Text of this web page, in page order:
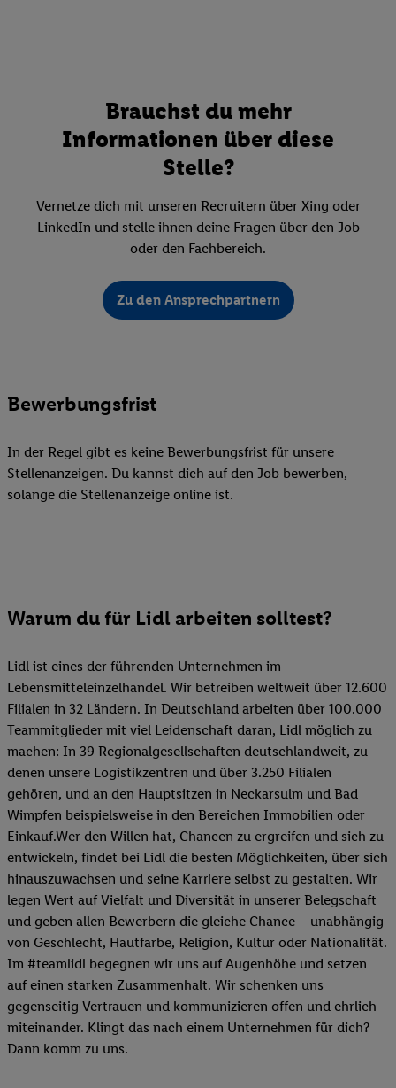
Brauchst du mehr
Informationen über diese
Stelle?
Vernetze dich mit unseren Recruitern über Xing oder
LinkedIn und stelle ihnen deine Fragen über den Job
oder den Fachbereich.
Zu den Ansprechpartnern
Bewerbungsfrist
In der Regel gibt es keine Bewerbungsfrist für unsere
Stellenanzeigen. Du kannst dich auf den Job bewerben,
solange die Stellenanzeige online ist.
Warum du für Lidl arbeiten solltest?
Lidl ist eines der führenden Unternehmen im
Lebensmitteleinzelhandel. Wir betreiben weltweit über 12.600
Filialen in 32 Ländern. In Deutschland arbeiten über 100.000
Teammitglieder mit viel Leidenschaft daran, Lidl möglich zu
machen: In 39 Regionalgesellschaften deutschlandweit, zu
denen unsere Logistikzentren und über 3.250 Filialen
gehören, und an den Hauptsitzen in Neckarsulm und Bad
Wimpfen beispielsweise in den Bereichen Immobilien oder
Einkauf.Wer den Willen hat, Chancen zu ergreifen und sich zu
entwickeln, findet bei Lidl die besten Möglichkeiten, über sich
hinauszuwachsen und seine Karriere selbst zu gestalten. Wir
legen Wert auf Vielfalt und Diversität in unserer Belegschaft
und geben allen Bewerbern die gleiche Chance – unabhängig
von Geschlecht, Hautfarbe, Religion, Kultur oder Nationalität.
Im #teamlidl begegnen wir uns auf Augenhöhe und setzen
auf einen starken Zusammenhalt. Wir schenken uns
gegenseitig Vertrauen und kommunizieren offen und ehrlich
miteinander. Klingt das nach einem Unternehmen für dich?
Dann komm zu uns.​